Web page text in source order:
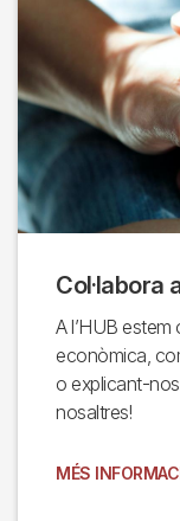
Col·labora
A l’HUB estem
econòmica,
o explicant-nos
nosaltres!
MÉS